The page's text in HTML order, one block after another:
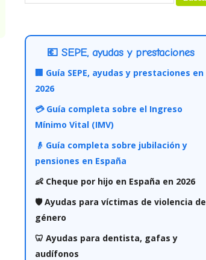
💶 SEPE, ayudas y prestaciones
🏢 Guía SEPE, ayudas y prestaciones en
2026
💳 Guía completa sobre el Ingreso
Mínimo Vital (IMV)
👴 Guía completa sobre jubilación y
pensiones en España
👶 Cheque por hijo en España en 2026
🛡️ Ayudas para víctimas de violencia de
género
🦷 Ayudas para dentista, gafas y
audífonos